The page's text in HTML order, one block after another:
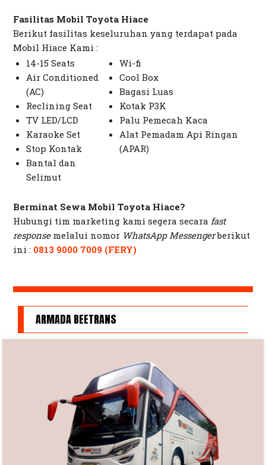
Fasilitas Mobil Toyota Hiace
Berikut fasilitas keseluruhan yang terdapat pada
Mobil Hiace Kami :
14-15 Seats
Air Conditioned
(AC)
Reclining Seat
TV LED/LCD
Karaoke Set
Stop Kontak
Bantal dan
Selimut
Wi-fi
Cool Box
Bagasi Luas
Kotak P3K
Palu Pemecah Kaca
Alat Pemadam Api Ringan
(APAR)
Berminat Sewa Mobil Toyota Hiace?
Hubungi tim marketing kami segera secarafast
response melalui nomor WhatsApp Messengerberikut
ini : 0813 9000 7009 (FERY)
ARMADA BEETRANS